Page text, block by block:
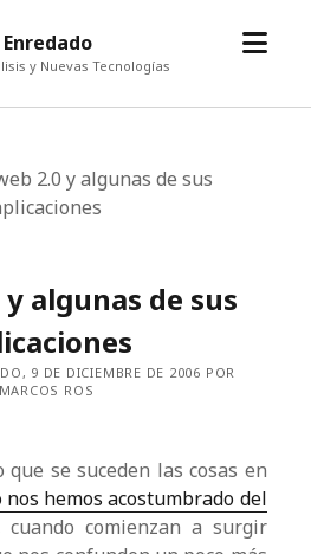
y Nuevas Tecnologías
abrir
2.0 y algunas de sus
y algunas de sus
9 DE DICIEMBRE DE 2006 POR
MARCOS ROS
se suceden las cosas en
nos hemos acostumbrado del
cuando comienzan a surgir